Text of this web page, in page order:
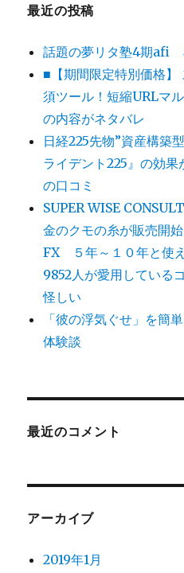
最近の投稿
話題の夢リタ塾4期afi
■【期間限定特別価格】
須ツール！短縮URLマ
の内容がネタバレ
日経225先物”資産構築
ライデント225』の効
の口コミ
SUPER WISE
金のクモの糸が販売開
FX ５年～１０年と使
9852人が愛用してい
怪しい
「彼の浮気ぐせ」を簡
体験談
最近のコメント
アーカイブ
2019年1月